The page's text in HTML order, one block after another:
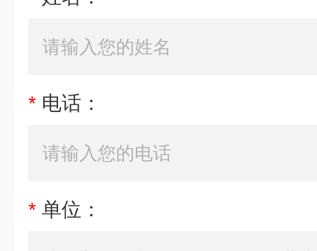
* 电话：
* 单位：